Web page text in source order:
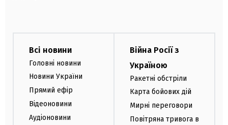
Всі новини
Головні новини
Новини України
Прямий ефір
Відеоновини
Аудіоновини
Війна Росії з
Україною
Ракетні обстріли
Карта бойових дій
Мирні переговори
Повітряна тривога в